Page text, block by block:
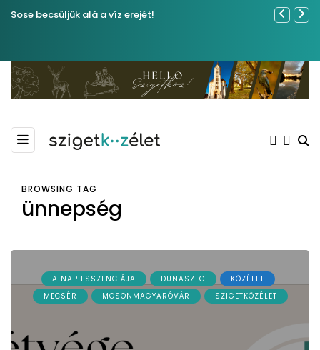
Sose becsüljük alá a víz erejét!
Közel
BROWSING TAG
ünnepség
A NAP ESSZENCIÁJA DUNASZEG
KÖZÉLET
MECSÉR
MOSONMAGYARÓVÁR SZIGETKÖZÉLET